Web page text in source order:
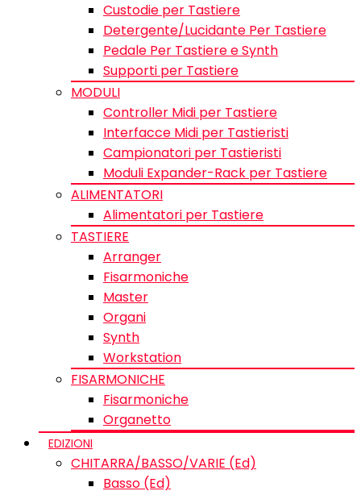
Custodie per Tastiere
Detergente/Lucidante Per Tastiere
Pedale Per Tastiere e Synth
Supporti per Tastiere
MODULI
Controller Midi per Tastiere
Interfacce Midi per Tastieristi
Campionatori per Tastieristi
Moduli Expander-Rack per Tastiere
ALIMENTATORI
Alimentatori per Tastiere
TASTIERE
Arranger
Fisarmoniche
Master
Organi
Synth
Workstation
FISARMONICHE
Fisarmoniche
Organetto
EDIZIONI
CHITARRA/BASSO/VARIE (Ed)
Basso (Ed)